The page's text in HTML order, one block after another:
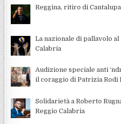
Reggina, ritiro di
La nazionale di pallavolo
Calabria
Audizione speciale anti
il coraggio di Patrizia Rodi
Solidarietà a Roberto
Reggio Calabria